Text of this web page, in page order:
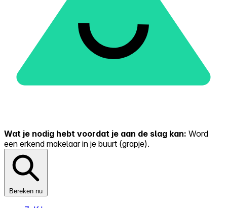
Wat je nodig hebt voordat je aan de slag kan: Word
een erkend makelaar in je buurt (grapje).
Bereken nu